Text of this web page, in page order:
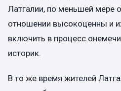
Латгалии, по меньшей мере
отношении высокоценны и
включить в процесс
историк.
В то же время жителей